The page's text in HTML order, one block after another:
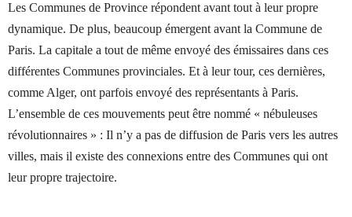
Les Communes de Province répondent avant tout à leur propre
dynamique. De plus, beaucoup émergent avant la Commune de
Paris. La capitale a tout de même envoyé des émissaires dans ces
différentes Communes provinciales. Et à leur tour, ces dernières,
comme Alger, ont parfois envoyé des représentants à Paris.
L’ensemble de ces mouvements peut être nommé « nébuleuses
révolutionnaires » : Il n’y a pas de diffusion de Paris vers les autres
villes, mais il existe des connexions entre des Communes qui ont
leur propre trajectoire.